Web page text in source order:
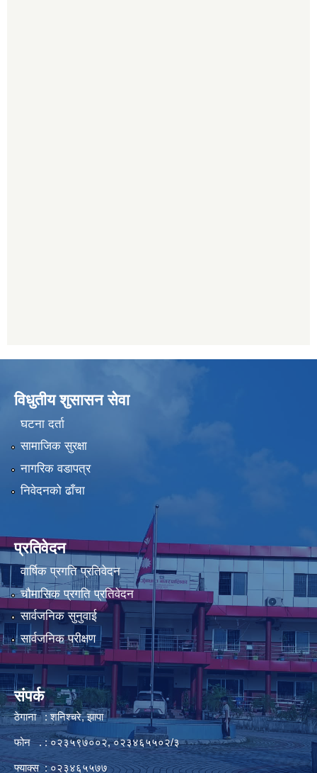
विधुतीय शुसासन सेवा
घटना दर्ता
सामाजिक सुरक्षा
नागरिक वडापत्र
निवेदनको ढाँचा
प्रतिवेदन
वार्षिक प्रगति प्रतिवेदन
चौमासिक प्रगति प्रतिवेदन
सार्वजनिक सुनुवाई
सार्वजनिक परीक्षण
संपर्क
ठेगाना : शनिश्चरे, झापा
फोन . : ०२३५९७००२, ०२३४६५५०२/३
फ्याक्स : ०२३४६५५७७